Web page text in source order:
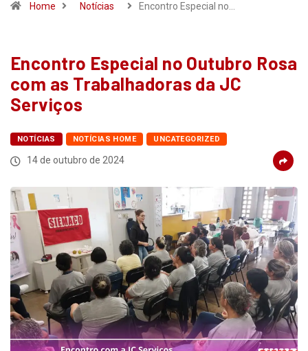
Home Notícias Encontro Especial no…
Encontro Especial no Outubro Rosa
com as Trabalhadoras da JC
Serviços
NOTÍCIAS NOTÍCIAS HOME UNCATEGORIZED
14 de outubro de 2024